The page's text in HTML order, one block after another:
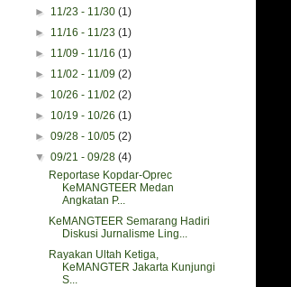
► 11/23 - 11/30(1)
► 11/16 - 11/23(1)
► 11/09 - 11/16(1)
► 11/02 - 11/09(2)
► 10/26 - 11/02(2)
► 10/19 - 10/26(1)
►09/28 - 10/05(2)
▼09/21 - 09/28(4)
Reportase Kopdar-Oprec
KeMANGTEER Medan
Angkatan P...
KeMANGTEER Semarang Hadiri
Diskusi Jurnalisme Ling...
Rayakan Ultah Ketiga,
KeMANGTER Jakarta Kunjungi
S...